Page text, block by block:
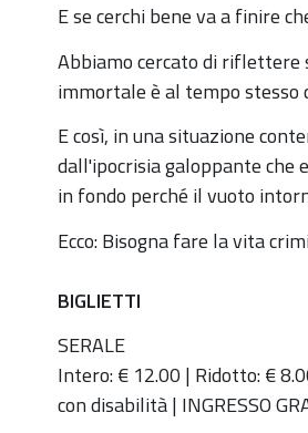
aprile
ore
20
Auditorium
2019-
04-
27T20:00:00+02:00
04-
27T22:00:00+02:00
Sabato
27
E se cerchi bene va a finire
Abbiamo cercato di riflettere
immortale è al tempo stesso
E così, in una situazione
dall'ipocrisia galoppante che
in fondo perché il vuoto
Ecco: Bisogna fare la vita
BIGLIETTI
SERALE
Intero: € 12.00 | Ridotto: €
con disabilità | INGRESSO